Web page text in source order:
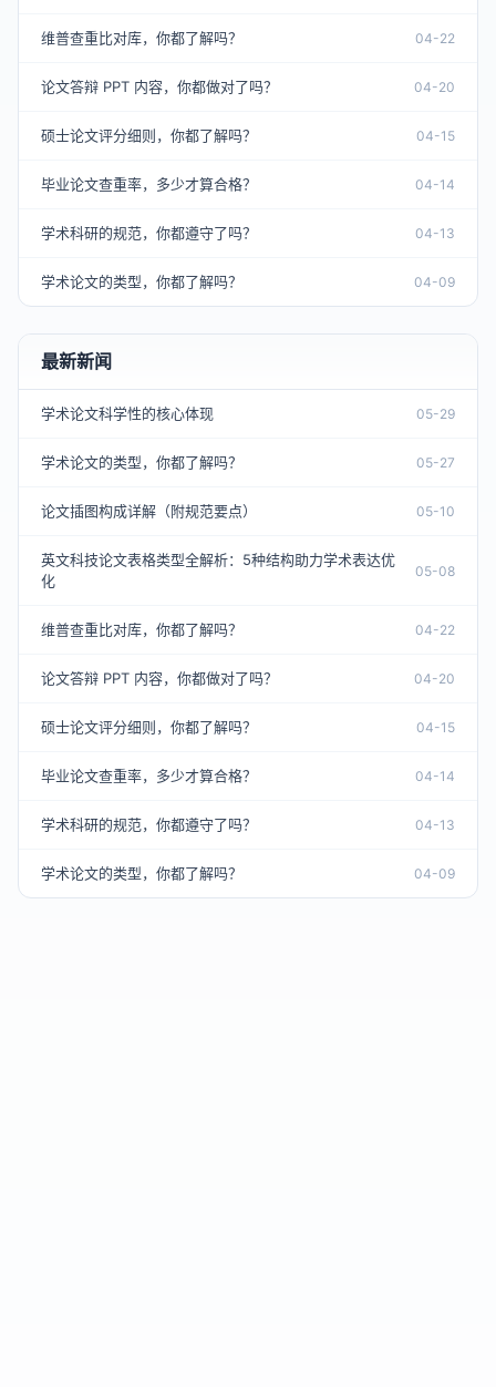
维普查重比对库，你都了解吗？ 04-22
论文答辩 PPT 内容，你都做对了吗？ 04-20
硕士论文评分细则，你都了解吗？ 04-15
毕业论文查重率，多少才算合格？ 04-14
学术科研的规范，你都遵守了吗？ 04-13
学术论文的类型，你都了解吗？ 04-09
最新新闻
学术论文科学性的核心体现 05-29
学术论文的类型，你都了解吗？ 05-27
论文插图构成详解（附规范要点） 05-10
英文科技论文表格类型全解析：5种结构助力学术表达优
化
05-08
维普查重比对库，你都了解吗？ 04-22
论文答辩 PPT 内容，你都做对了吗？ 04-20
硕士论文评分细则，你都了解吗？ 04-15
毕业论文查重率，多少才算合格？ 04-14
学术科研的规范，你都遵守了吗？ 04-13
学术论文的类型，你都了解吗？ 04-09